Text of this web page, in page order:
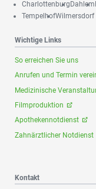
CharlottenburgDahlem
TempelhofWilmersdorf
Wichtige Links
So erreichen Sie uns
Anrufen und Termin
Medizinische
Filmproduktion
Apothekennotdienst
Zahnärztlicher Notdienst
Kontakt